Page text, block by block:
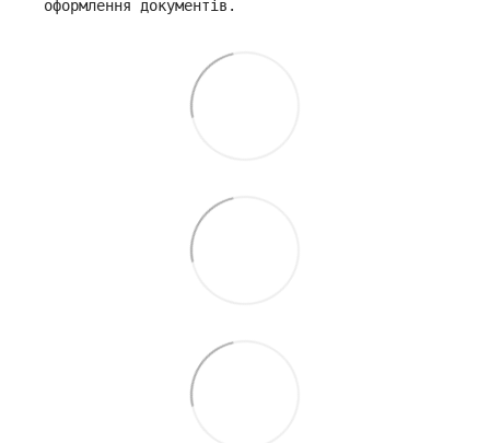
оформлення документів.